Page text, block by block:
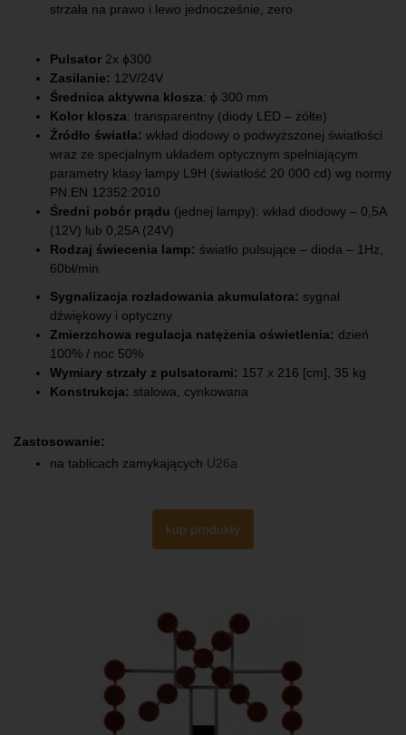
strzała na prawo i lewo jednocześnie, zero
Pulsator 2x ɸ300
Zasilanie: 12V/24V
Średnica aktywna klosza: ϕ 300 mm
Kolor klosza: transparentny (diody LED – żółte)
Źródło światła: wkład diodowy o podwyższonej światłości
wraz ze specjalnym układem optycznym spełniającym
parametry klasy lampy L9H (światłość 20 000 cd) wg normy
PN.EN 12352:2010
Średni pobór prądu (jednej lampy): wkład diodowy – 0,5A
(12V) lub 0,25A (24V)
Rodzaj świecenia lamp: światło pulsujące – dioda – 1Hz,
60bł/min
Sygnalizacja rozładowania akumulatora: sygnał
dźwiękowy i optyczny
Zmierzchowa regulacja natężenia oświetlenia: dzień
100% / noc 50%
Wymiary strzały z pulsatorami: 157 x 216 [cm], 35 kg
Konstrukcja: stalowa, cynkowana
Zastosowanie:
na tablicach zamykających U26a
kup produkty